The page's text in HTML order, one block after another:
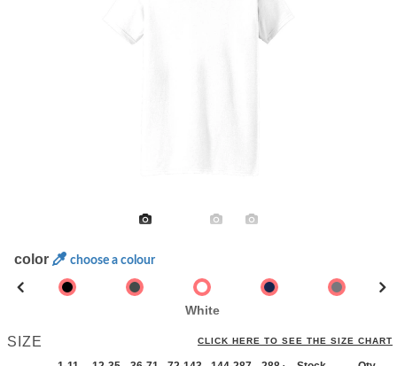
color choose a colour
White
SIZE CLICK HERE TO SEE THE SIZE CHART